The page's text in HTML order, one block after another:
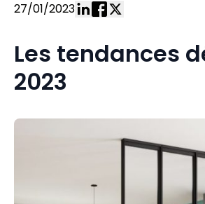
27/01/2023
Les tendances
2023